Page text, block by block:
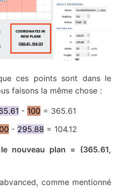
ces points sont dans le
faisons la même chose :
- 100 = 365.61
- 295.88 = 104.12
nouveau plan = (365.61,
comme mentionné